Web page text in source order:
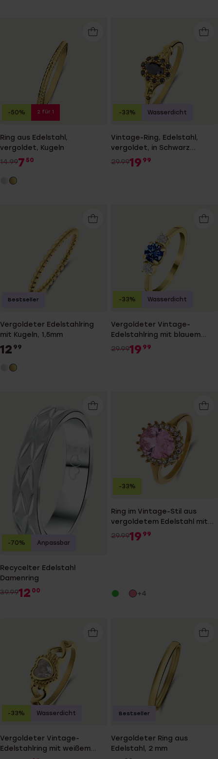
Ring aus Edelstahl,
vergoldet, Kugeln
14.997 50
-50% 2 für 1
Vintage-Ring, Edelstahl,
vergoldet, in Schwarz
bearbeitet
29.9919 99
-33% Wasserdicht
Vergoldeter Edelstahlring
mit Kugeln, 1,5mm
12 99
Bestseller
Vergoldeter Vintage-
Edelstahlring mit blauem
Zirkonia
29.9919 99
-33% Wasserdicht
Recycelter Edelstahl
Damenring
39.9912 00
-70% Anpassbar
Ring im Vintage-Stil aus
vergoldetem Edelstahl mit
rosa Zirkonia
29.9919 99
+4
-33%
Vergoldeter Vintage-
Edelstahlring mit weißem
-33% Wasserdicht
Vergoldeter Ring aus
Edelstahl, 2 mm
Bestseller